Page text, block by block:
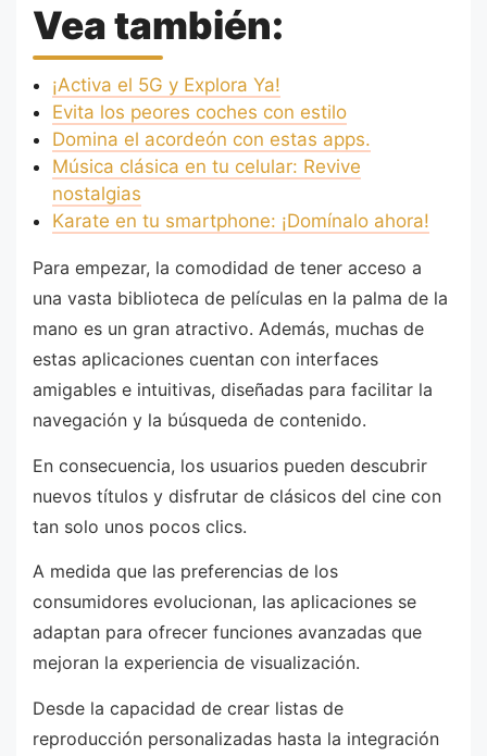
Vea también:
¡Activa el 5G y Explora Ya!
Evita los peores coches con estilo
Domina el acordeón con estas apps.
Música clásica en tu celular: Revive
nostalgias
Karate en tu smartphone: ¡Domínalo ahora!
Para empezar, la comodidad de tener acceso a
una vasta biblioteca de películas en la palma de la
mano es un gran atractivo. Además, muchas de
estas aplicaciones cuentan con interfaces
amigables e intuitivas, diseñadas para facilitar la
navegación y la búsqueda de contenido.
En consecuencia, los usuarios pueden descubrir
nuevos títulos y disfrutar de clásicos del cine con
tan solo unos pocos clics.
A medida que las preferencias de los
consumidores evolucionan, las aplicaciones se
adaptan para ofrecer funciones avanzadas que
mejoran la experiencia de visualización.
Desde la capacidad de crear listas de
reproducción personalizadas hasta la integración